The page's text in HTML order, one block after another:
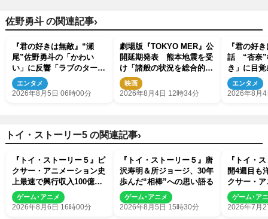
佐野勇斗 の関連記事›
『君の好きは無敵』“瀬
尾”佐野勇斗の「かわい
い」に反響「ラブのターン
来た」「恋しちゃっ
た！？」
エンタメ
2026年8月5日 06時00分
劇場版『TOKYO MER』公
開延期発表 熊本地震を受
け「諸般の状況を総合的に
勘案し」
映画
2026年8月4日 12時34分
『君の好
話 “杏奈”
き」に目
るエンタメ
2026年8月
トイ・ストーリー5 の関連記事›
『トイ・ストーリー５』ピ
クサー・アニメーション史
上最速で興行収入100億円
突破 シリーズNo.1興収が
目前
ゲーム･アニメ
2026年8月6日 16時00分
『トイ・ストーリー５』唐
沢寿明＆所ジョージ、30年
歩んだ“相棒”への思い語る
ゲーム･アニメ
2026年8月5日 15時30分
『トイ・
開4週目も
クサー・
品史上最
ゲーム･ア
2026年7月